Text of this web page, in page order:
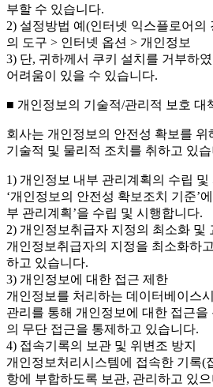
부할 수 있습니다.
2) 설정방법 예(인터넷 익스플로어의
의 도구 > 인터넷 옵션 > 개인정보
3) 단, 귀하께서 쿠키 설치를 거부하
어려움이 있을 수 있습니다.
■ 개인정보의 기술적/관리적 보호 대
회사는 개인정보의 안전성 확보를 위
기술적 및 물리적 조치를 취하고 있
1) 개인정보 내부 관리계획의 수립 및
‘개인정보의 안전성 확보조치 기준’
부 관리계획’을 수립 및 시행합니다.
2) 개인정보취급자 지정의 최소화 및
개인정보취급자의 지정을 최소화하
하고 있습니다.
3) 개인정보에 대한 접근 제한
개인정보를 처리하는 데이터베이스
관리를 통해 개인정보에 대한 접근을
의 무단 접근을 통제하고 있습니다.
4) 접속기록의 보관 및 위변조 방지
개인정보처리시스템에 접속한 기록(
항에 부합하도록 보관, 관리하고 있